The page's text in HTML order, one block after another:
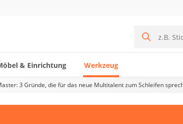
& Einrichtung Werkzeug
3 Gründe, die für das neue Multitalent zum Schleifen